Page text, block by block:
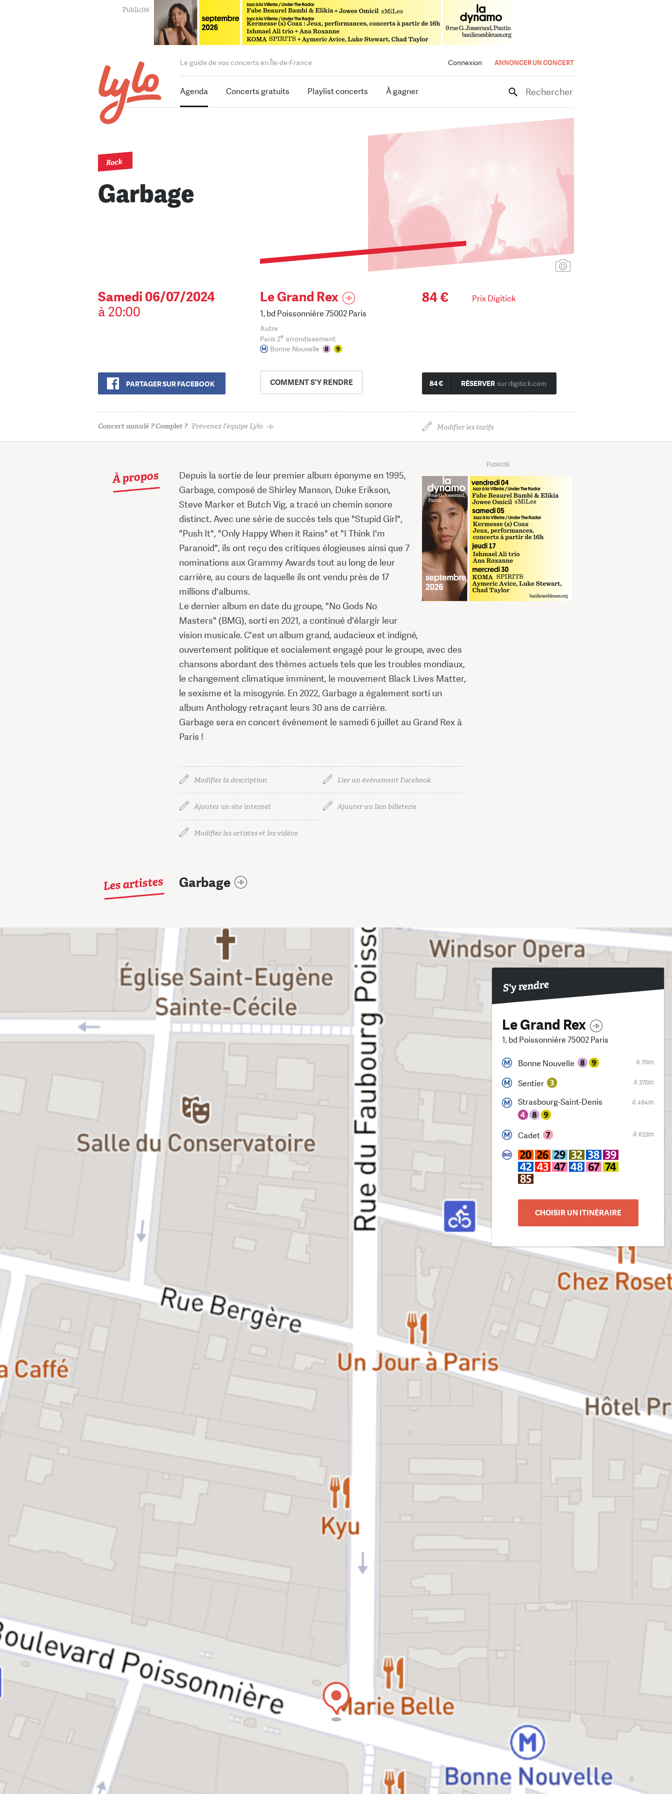
Connexion ANNONCER UN CONCERT
Le guide de vos concerts en Île-de-France
Agenda Concerts gratuits Playlist concerts À gagner Rechercher
Rock
Garbage
Samedi 06/07/2024
à 20:00
PARTAGER SUR FACEBOOK
Le Grand Rex
1, bd Poissonnière 75002 Paris
Autre
Paris 2e arrondissement
Bonne Nouvelle
COMMENTS'Y RENDRE
84 € Prix Digitick
84 € RÉSERVER sur digitick.com
Concert annulé ? Complet ? Prévenez l'équipe Lylo Modifier les tarifs
À propos
Publicité
Depuis la sortie de leur premier album éponyme en 1995,
Garbage, composé de Shirley Manson, Duke Erikson,
Steve Marker et Butch Vig, a tracé un chemin sonore
distinct. Avec une série de succès tels que "Stupid Girl",
"Push It", "Only Happy When it Rains" et "I Think I'm
Paranoid", ils ont reçu des critiques élogieuses ainsi que 7
nominations aux Grammy Awards tout au long de leur
carrière, au cours de laquelle ils ont vendu près de 17
millions d'albums.
Le dernier album en date du groupe, "No Gods No
Masters" (BMG), sorti en 2021, a continué d'élargir leur
vision musicale. C'est un album grand, audacieux et indigné,
ouvertement politique et socialement engagé pour le groupe, avec des
chansons abordant des thèmes actuels tels que les troubles mondiaux,
le changement climatique imminent, le mouvement Black Lives Matter,
le sexisme et la misogynie. En 2022, Garbage a également sorti un
album Anthology retraçant leurs 30 ans de carrière.
Garbage sera en concert événement le samedi 6 juillet au Grand Rex à
Paris !
Modifier la description Lier un événement Facebook
Ajouter un site internet Ajouter un lien billeterie
Modifier les artistes et les vidéos
Les artistes Garbage
S'y rendre
Le Grand Rex
1, bd Poissonnière 75002 Paris
Bonne Nouvelle à 70m
Sentier à 375m
Strasbourg-Saint-Denis à 494m
Cadet à 633m
CHOISIR UN ITINÉRAIRE